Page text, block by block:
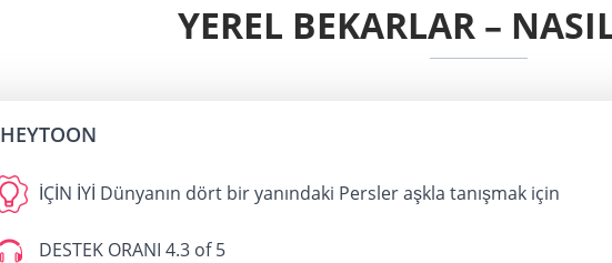
YEREL BEKARLAR –
İÇİN İYİ Dünyanın dört bir yanındaki Persler aşkla tanışmak için
DESTEK ORANI 4.3 of 5